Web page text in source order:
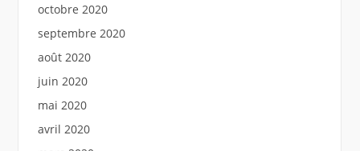
octobre 2020
septembre 2020
août 2020
juin 2020
mai 2020
avril 2020